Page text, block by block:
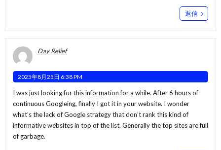
返信
Day Relief
2025年8月25日 6:38 PM
I was just looking for this information for a while. After 6 hours of
continuous Googleing, finally I got it in your website. I wonder
what’s the lack of Google strategy that don’t rank this kind of
informative websites in top of the list. Generally the top sites are full
of garbage.